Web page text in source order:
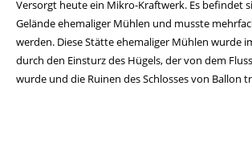
Versorgt heute ein Mikro-Kraftwerk. Es befindet
Gelände ehemaliger Mühlen und musste
werden. Diese Stätte ehemaliger Mühlen wurde
durch den Einsturz des Hügels, der von dem
wurde und die Ruinen des Schlosses von Ballon